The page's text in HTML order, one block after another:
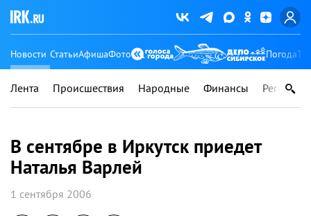
Новости СтатьиАфишаФото Погода
Лента Происшествия Народные Финансы Регионы
В сентябре в Иркутск приедет
Наталья Варлей
1 сентября 2006